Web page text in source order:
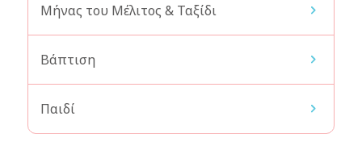
Μήνας του Μέλιτος & Ταξίδι
Βάπτιση
Παιδί